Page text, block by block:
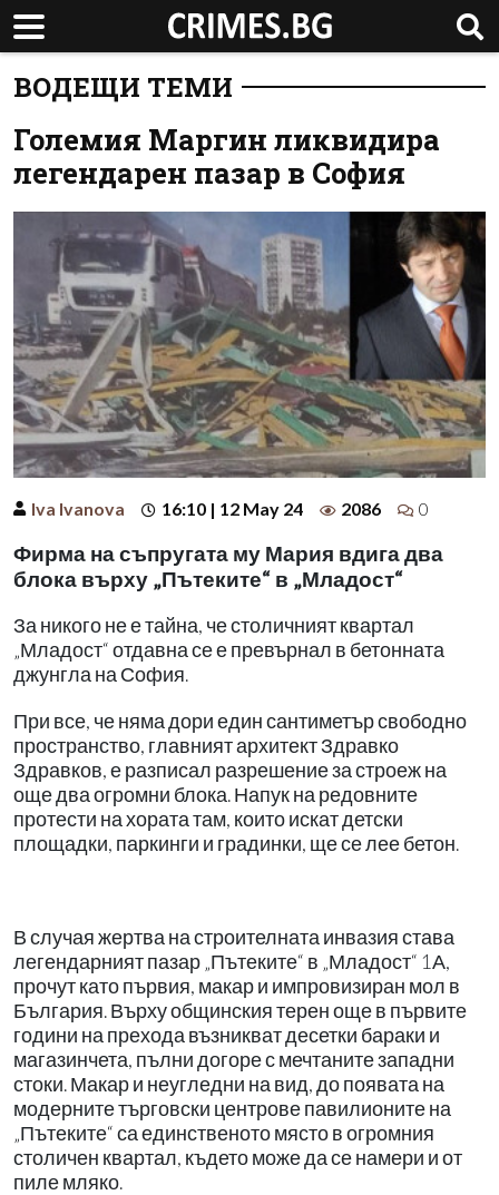
ВОДЕЩИ ТЕМИ
Големия Маргин ликвидира
легендарен пазар в София
Iva Ivanova 16:10 | 12 May 24 2086 0
Фирма на съпругата му Мария вдига два
блока върху „Пътеките“ в „Младост“
За никого не е тайна, че столичният квартал
„Младост“ отдавна се е превърнал в бетонната
джунгла на София.
При все, че няма дори един сантиметър свободно
пространство, главният архитект Здравко
Здравков, е разписал разрешение за строеж на
още два огромни блока. Напук на редовните
протести на хората там, които искат детски
площадки, паркинги и градинки, ще се лее бетон.
В случая жертва на строителната инвазия става
легендарният пазар „Пътеките“ в „Младост“ 1А,
прочут като първия, макар и импровизиран мол в
България. Върху общинския терен още в първите
години на прехода възникват десетки бараки и
магазинчета, пълни догоре с мечтаните западни
стоки. Макар и неугледни на вид, до появата на
модерните търговски центрове павилионите на
„Пътеките“ са единственото място в огромния
столичен квартал, където може да се намери и от
пиле мляко.